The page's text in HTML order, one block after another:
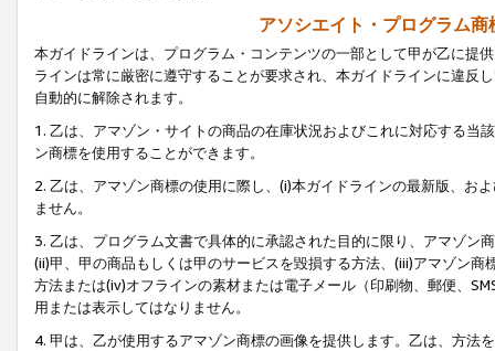
アソシエイト・プログラム
本ガイドラインは、プログラム・コンテンツの一部として甲が乙に提
ラインは常に厳密に遵守することが要求され、本ガイドラインに違反
自動的に解除されます。
1. 乙は、アマゾン・サイトの商品の在庫状況およびこれに対応する
ン商標を使用することができます。
2. 乙は、アマゾン商標の使用に際し、(i)本ガイドラインの最新版、お
ません。
3. 乙は、プログラム文書で具体的に承認された目的に限り、アマゾン
(ii)甲、甲の商品もしくは甲のサービスを毀損する方法、(iii)アマゾン
方法または(iv)オフラインの素材または電子メール（印刷物、郵便、
用または表示してはなりません。
4. 甲は、乙が使用するアマゾン商標の画像を提供します。乙は、方